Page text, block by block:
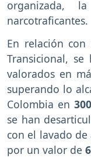
organizada,
narcotraficantes.
En relación con
Transicional,
valorados en
superando lo
Colombia en
se han
con el lavado
por un valor de